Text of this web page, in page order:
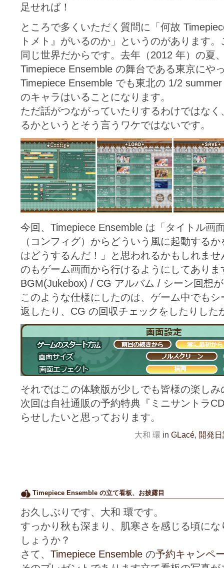
足せれば！
ところで多くいただく質問に「何故
トメト』がいるのか」というのがあります
同じ世界だからです。去年（2012 年）の夏
Timepiece Ensemble の舞台である東京にや
Timepiece Ensemble でも東北の 1/2
のキャラはいることになります。
ただ話がつながっていたりするわけではな
るかというとそう言うワケではないです。
今回、Timepiece Ensemble は「タイトル画
（コンフィグ）からどういう風に起動する
はどうするんだ！」と思われるかもしれま
のもゲーム画面から行けるようにしてあり
BGM(Jukebox) / CG アルバム / シーン回想
このような仕様にしたのは、ゲーム中でも
返したり、CG の回収チェックをしたりした
それではこの体験版が少しでも皆様の楽し
次回は自社通販の予約特典『ミニサントラ
らせしたいと思っております。
大和 環 in GLacé, 開発
Timepiece Ensemble の立て看板、お披露目
お久しぶりです、大和 環です。
すっかり秋も深まり、肌寒さを感じる頃に
しょうか？
さて、 Timepiece Ensemble の予約キャンペ